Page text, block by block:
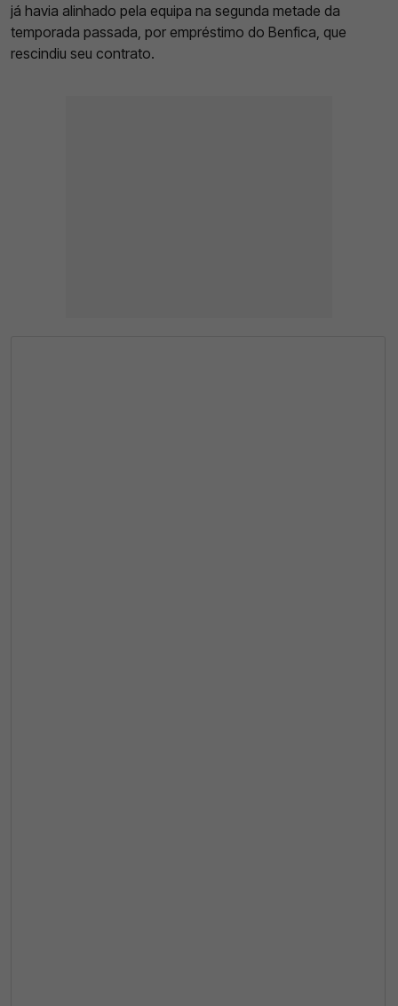
já havia alinhado pela equipa na segunda metade da
temporada passada, por empréstimo do Benfica, que
rescindiu seu contrato.